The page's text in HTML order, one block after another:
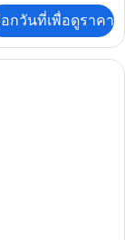
อกวันที่เพื่อดูราคา
บพรีเมียม, ผ้านวมขนเ